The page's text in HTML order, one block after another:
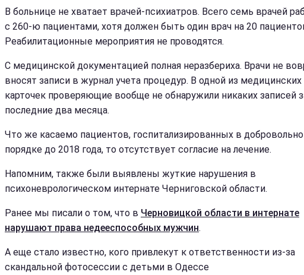
В больнице не хватает врачей-психиатров. Всего семь врачей
с 260-ю пациентами, хотя должен быть один врач на 20
Реабилитационные мероприятия не проводятся.
С медицинской документацией полная неразбериха. Врачи не
вносят записи в журнал учета процедур. В одной из медицинских
карточек проверяющие вообще не обнаружили никаких записей
последние два месяца.
Что же касаемо пациентов, госпитализированных в
порядке до 2018 года, то отсутствует согласие на лечение.
Напомним, также были выявлены жуткие нарушения в
психоневрологическом интернате Черниговской области.
Ранее мы писали о том, что в Черновицкой области в интернате
нарушают права недееспособных мужчин.
А еще стало известно, кого привлекут к ответственности из-за
скандальной фотосессии с детьми в Одессе